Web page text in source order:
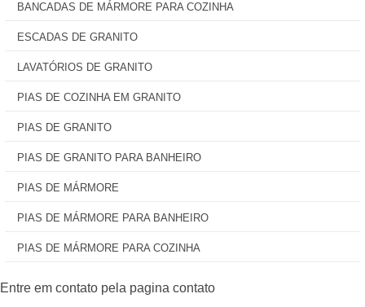
BANCADAS DE MÁRMORE PARA COZINHA
ESCADAS DE GRANITO
LAVATÓRIOS DE GRANITO
PIAS DE COZINHA EM GRANITO
PIAS DE GRANITO
PIAS DE GRANITO PARA BANHEIRO
PIAS DE MÁRMORE
PIAS DE MÁRMORE PARA BANHEIRO
PIAS DE MÁRMORE PARA COZINHA